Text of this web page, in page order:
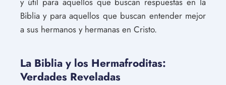
Biblia y para aquellos que buscan entender mejor
a sus hermanos y hermanas en Cristo.
La Biblia y los Hermafroditas:
Verdades Reveladas